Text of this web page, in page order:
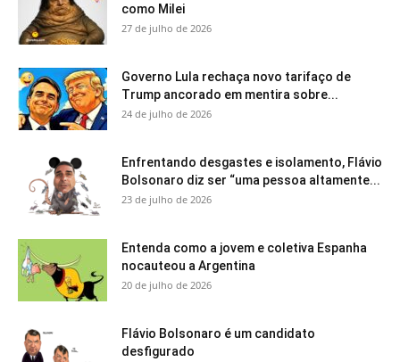
como Milei
27 de julho de 2026
Governo Lula rechaça novo tarifaço de
Trump ancorado em mentira sobre...
24 de julho de 2026
Enfrentando desgastes e isolamento, Flávio
Bolsonaro diz ser “uma pessoa altamente...
23 de julho de 2026
Entenda como a jovem e coletiva Espanha
nocauteou a Argentina
20 de julho de 2026
Flávio Bolsonaro é um candidato
desfigurado